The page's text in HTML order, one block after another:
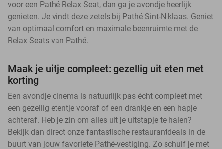
voor een Pathé Relax Seat, dan ga je avondje heerlijk
genieten. Je vindt deze zetels bij Pathé Sint-Niklaas. Geniet
van optimaal comfort en maximale beenruimte met de
Relax Seats van Pathé.
Maak je uitje compleet: gezellig uit eten met
korting
Een avondje cinema is natuurlijk pas écht compleet met
een gezellig etentje vooraf of een drankje en een hapje
achteraf. Heb je zin om alles uit je uitstapje te halen?
Bekijk dan direct onze fantastische restaurantdeals in de
buurt van jouw favoriete Pathé-vestiging. Zo schuif je met